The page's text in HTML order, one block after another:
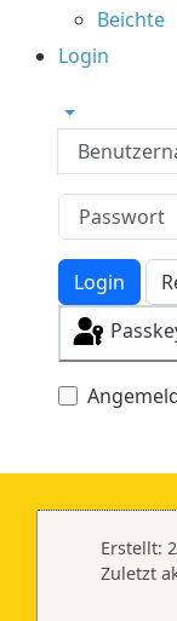
Beichte
Login
Login
Erstellt:
Zuletzt